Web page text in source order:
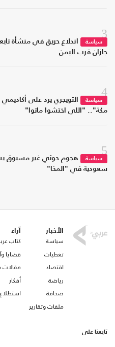
3
سياسة
اندلاع حريق في منشأة
جازان قرب اليمن
4
سياسة
التويجري يرد على
مكة".. "اللي اختشوا ماتوا"
5
سياسة
هجوم حوثي غير مسبوق
سعودية في "المخا"
الأخبار
سياسة
تغطيات
اقتصاد
رياضة
صحافة
ملفات وتقارير
آراء
كتاب
قضايا
مقالات
أفكار
تابعنا على